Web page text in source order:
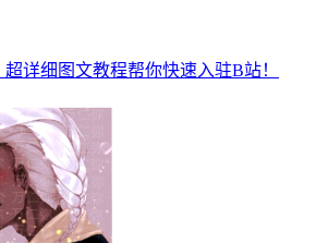
详细图文教程帮你快速入驻B站！